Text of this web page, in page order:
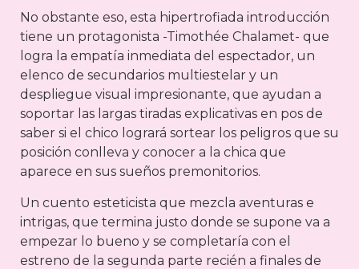
No obstante eso, esta hipertrofiada introducción
tiene un protagonista -Timothée Chalamet- que
logra la empatía inmediata del espectador, un
elenco de secundarios multiestelar y un
despliegue visual impresionante, que ayudan a
soportar las largas tiradas explicativas en pos de
saber si el chico logrará sortear los peligros que su
posición conlleva y conocer a la chica que
aparece en sus sueños premonitorios.
Un cuento esteticista que mezcla aventuras e
intrigas, que termina justo donde se supone va a
empezar lo bueno y se completaría con el
estreno de la segunda parte recién a finales de